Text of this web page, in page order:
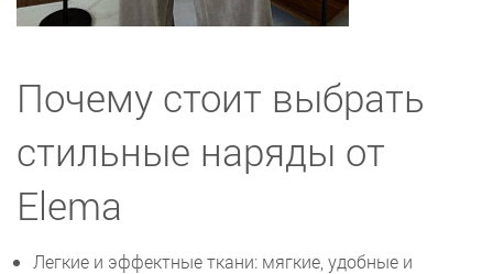
Почему стоит выбрать
стильные наряды от
Elema
Легкие и эффектные ткани: мягкие, удобные и